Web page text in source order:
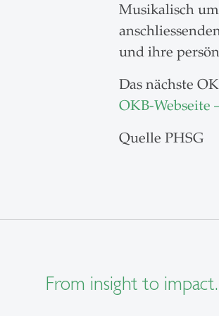
Musikalisch
und ihre
Das nächste
OKB-
Quelle PHSG
From insight to impact.